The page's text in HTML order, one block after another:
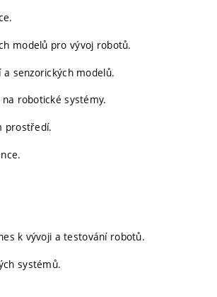
modelů pro vývoj robotů.
senzorických modelů.
robotické systémy.
prostředí.
k vývoji a testování robotů.
systémů.